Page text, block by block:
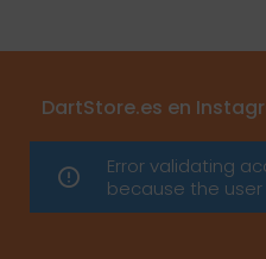
DartStore.es en
Error validating
because the